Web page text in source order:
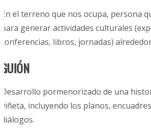
En el terreno que nos ocupa, persona
para generar actividades culturales
conferencias, libros, jornadas)
GUIÓN
Desarrollo pormenorizado de una
viñeta, incluyendo los planos,
diálogos.